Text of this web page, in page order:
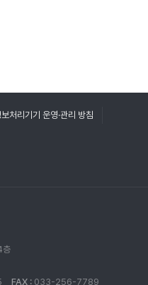
처리기기 운영·관리 방침
층
FAX : 033-256-7789